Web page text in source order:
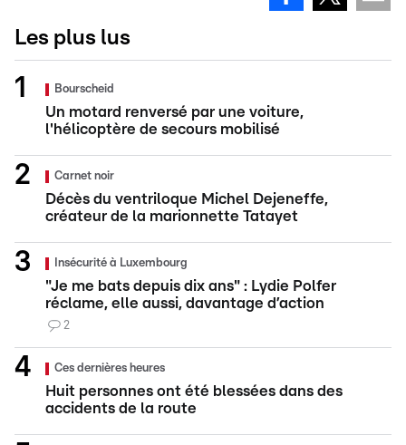
Les plus lus
Bourscheid
Un motard renversé par une voiture,
l'hélicoptère de secours mobilisé
Carnet noir
Décès du ventriloque Michel Dejeneffe,
créateur de la marionnette Tatayet
Insécurité à Luxembourg
"Je me bats depuis dix ans" : Lydie Polfer
réclame, elle aussi, davantage d’action
2
Ces dernières heures
Huit personnes ont été blessées dans des
accidents de la route